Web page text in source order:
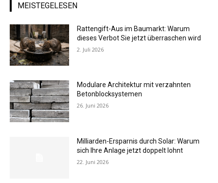
MEISTEGELESEN
Rattengift-Aus im Baumarkt: Warum
dieses Verbot Sie jetzt überraschen wird
2. Juli 2026
Modulare Architektur mit verzahnten
Betonblocksystemen
26. Juni 2026
Milliarden-Ersparnis durch Solar: Warum
sich Ihre Anlage jetzt doppelt lohnt
22. Juni 2026